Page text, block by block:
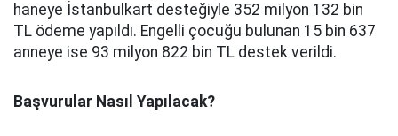
haneye İstanbulkart desteğiyle 352 milyon 132 bin
TL ödeme yapıldı. Engelli çocuğu bulunan 15 bin 637
anneye ise 93 milyon 822 bin TL destek verildi.
Başvurular Nasıl Yapılacak?